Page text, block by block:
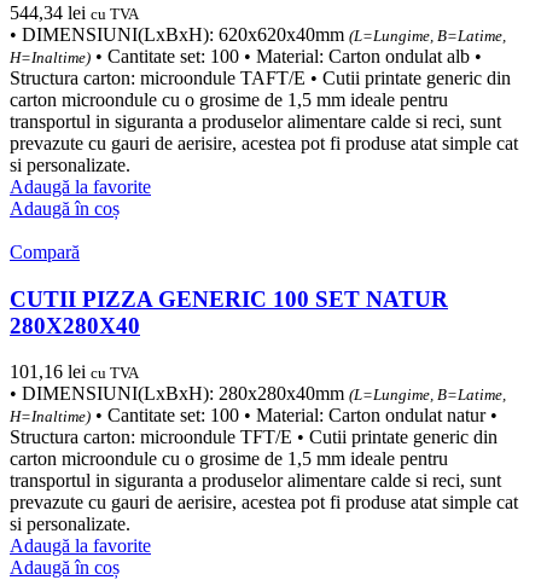
544,34 lei cu TVA
• DIMENSIUNI(LxBxH): 620x620x40mm (L=Lungime, B=Latime,
H=Inaltime) • Cantitate set: 100 • Material: Carton ondulat alb •
Structura carton: microondule TAFT/E • Cutii printate generic din
carton microondule cu o grosime de 1,5 mm ideale pentru
transportul in siguranta a produselor alimentare calde si reci, sunt
prevazute cu gauri de aerisire, acestea pot fi produse atat simple cat
si personalizate.
Adaugă la favorite
Adaugă în coș
Compară
CUTII PIZZA GENERIC 100 SET NATUR
280X280X40
101,16 lei cu TVA
• DIMENSIUNI(LxBxH): 280x280x40mm (L=Lungime, B=Latime,
H=Inaltime) • Cantitate set: 100 • Material: Carton ondulat natur •
Structura carton: microondule TFT/E • Cutii printate generic din
carton microondule cu o grosime de 1,5 mm ideale pentru
transportul in siguranta a produselor alimentare calde si reci, sunt
prevazute cu gauri de aerisire, acestea pot fi produse atat simple cat
si personalizate.
Adaugă la favorite
Adaugă în coș